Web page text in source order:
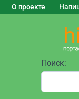
О проекте
Поиск: